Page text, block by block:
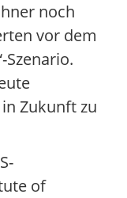
noch
vor dem
Szenario.
Zukunft zu
of